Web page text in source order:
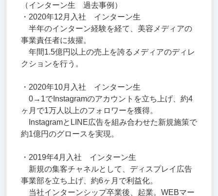
（インターン生 過去事例）
・2020年12月入社 インターン生
半年のインターン経験を経て、美容メディアの
事業責任者に抜擢。
年間1.5億円以上の売上を誇るメディアのディレ
クションを行う。
・2020年10月入社 インターン生
0→1でInstagramのアカウントを立ち上げ、約4
ヶ月で1万人以上のフォロワーを獲得。
InstagramとLINE広告を組み合わせた新規施策で
約1億円のグロースを実現。
・2019年4月入社 インターン生
新規の集客チャネルとして、ディスプレイ広告
事業部を立ち上げ、約6ヶ月で利益化。
当社インターンシップ卒業後、起業。WEBマー